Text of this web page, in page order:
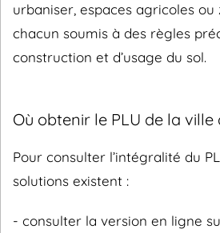
urbaniser, espaces agricoles ou
chacun soumis à des règles
construction et d’usage du sol.
Où obtenir le PLU de la ville
Pour consulter l’intégralité du
solutions existent :
- consulter la version en ligne